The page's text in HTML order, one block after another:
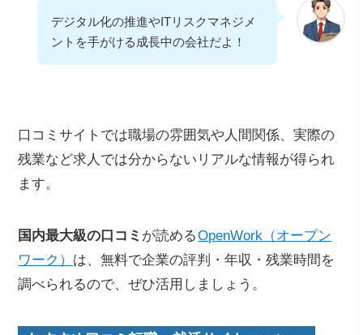
デジタル化の推進やITリスクマネジメ
ントを手がける成長中の会社だよ！
口コミサイトでは職場の雰囲気や人間関係、実際の
残業など求人では分からないリアルな情報が得られ
ます。
国内最大級の口コミ が読めるOpenWork（オープン
ワーク） は、無料で企業の評判・年収・残業時間を
調べられるので、ぜひ活用しましょう。